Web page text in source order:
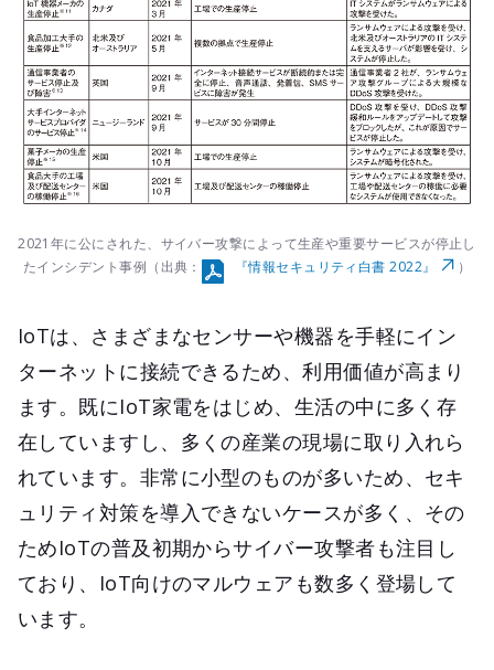
2021年に公にされた、サイバー攻撃によって生産や重要サービスが停止し
たインシデント事例 （出典： 『情報セキュリティ白書 2022』 ）
IoTは、さまざまなセンサーや機器を手軽にイン
ターネットに接続できるため、利用価値が高まり
ます。既にIoT家電をはじめ、生活の中に多く存
在していますし、多くの産業の現場に取り入れら
れています。非常に小型のものが多いため、セキ
ュリティ対策を導入できないケースが多く、その
ためIoTの普及初期からサイバー攻撃者も注目し
ており、IoT向けのマルウェアも数多く登場して
います。